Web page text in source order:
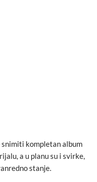
snimiti kompletan album
a u planu su i svirke,
stanje.